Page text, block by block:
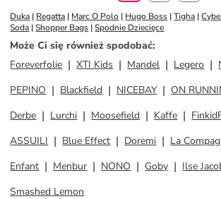
Duka | Regatta | Marc O Polo | Hugo Boss | Tigha |
Soda | Shopper Bags | Spodnie Dziecięce
Może Ci się również spodobać:
Foreverfolie
XTI Kids Mandel Legero
PEPINO
Blackfield NICEBAY ON
Derbe
Lurchi Moosefield Kaffe
ASSUILI
Blue Effect Doremi
La
Enfant
Menbur NONO Goby
Ilse
Smashed Lemon